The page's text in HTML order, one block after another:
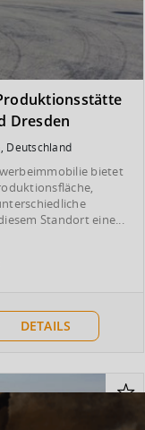
Dresden
, Deutschland
bietet
Standort eine...
DETAILS